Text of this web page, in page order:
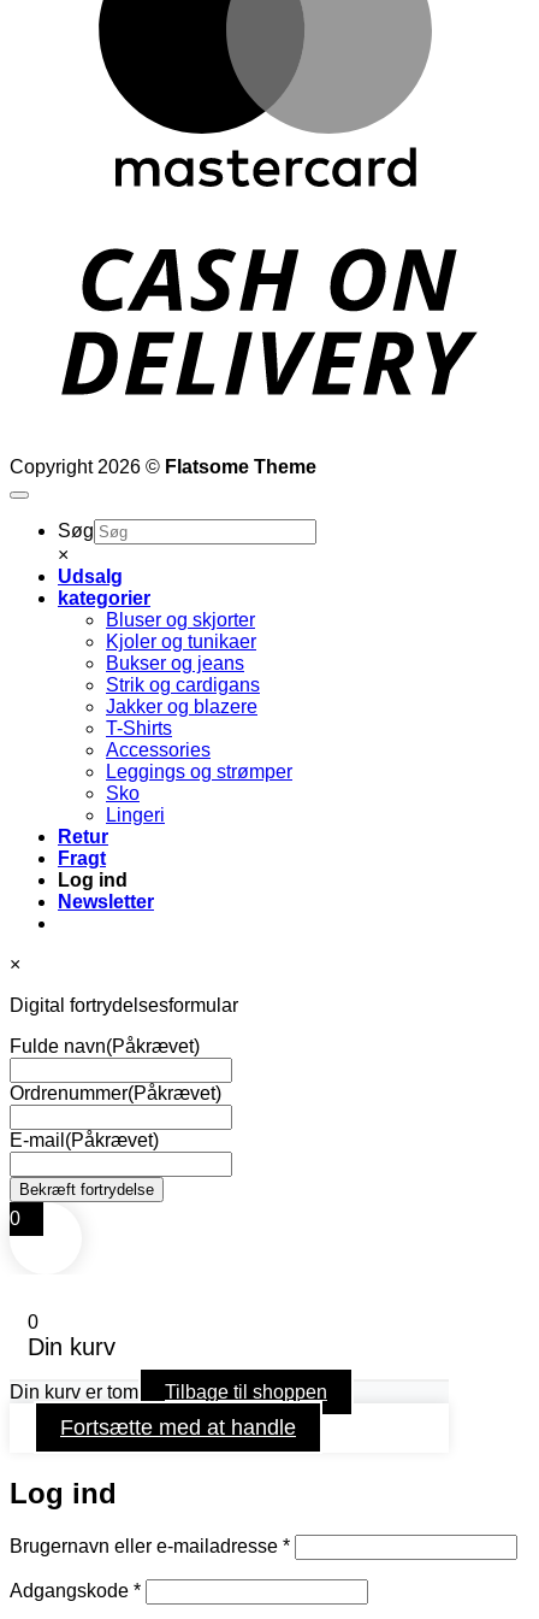
Copyright 2026 © Flatsome Theme
Søg
×
Udsalg
kategorier
Bluser og skjorter
Kjoler og tunikaer
Bukser og jeans
Strik og cardigans
Jakker og blazere
T-Shirts
Accessories
Leggings og strømper
Sko
Lingeri
Retur
Fragt
Log ind
Newsletter
×
Digital fortrydelsesformular
Fulde navn(Påkrævet)
Ordrenummer(Påkrævet)
E-mail (Påkrævet)
0
0
Din kurv
Din kurv er tom Tilbage til shoppen
Fortsætte med at handle
Log ind
Brugernavn eller e-mailadresse *Påkrævet
Adgangskode *Påkrævet